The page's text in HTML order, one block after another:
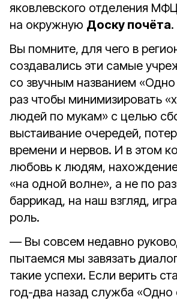
яковлевского отделения
на окружную Доску почёта.
Вы помните, для чего в
создавались эти самые
со звучным названием
раз чтобы минимизировать
людей по мукам» с целью
выстаивание очередей,
времени и нервов. И в этом
любовь к людям,
«на одной волне», а не по
баррикад, на наш взгляд,
роль.
— Вы совсем недавно
пытаемся мы завязать
такие успехи. Если верить
год-два назад служба «Одно